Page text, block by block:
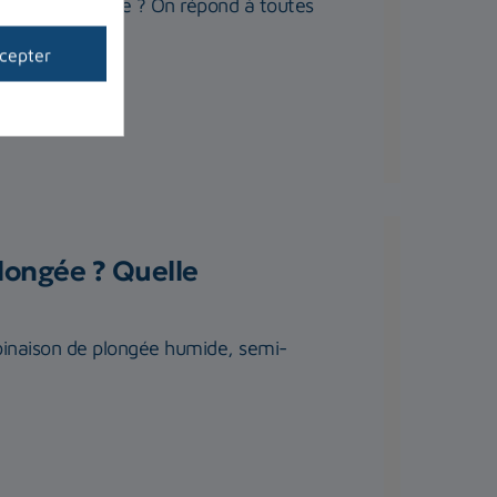
de plongée ? On répond à toutes
? Quelle
de plongée humide, semi-